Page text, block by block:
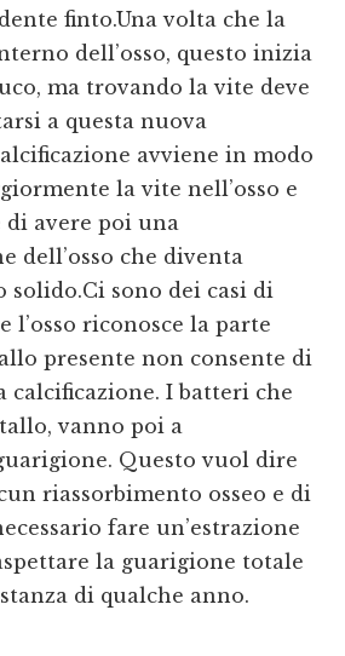
finto.Una volta che la
dell’osso, questo inizia
ma trovando la vite deve
a questa nuova
avviene in modo
la vite nell’osso e
di avere poi una
dell’osso che diventa
solido.Ci sono dei casi di
l’osso riconosce la parte
presente non consente di
calcificazione. I batteri che
vanno poi a
Questo vuol dire
riassorbimento osseo e di
fare un’estrazione
la guarigione totale
di qualche anno.